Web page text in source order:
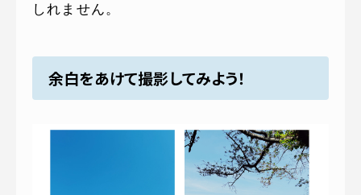
しれません。
余白をあけて撮影してみよう！